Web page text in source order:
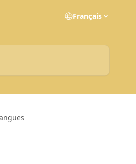
Français